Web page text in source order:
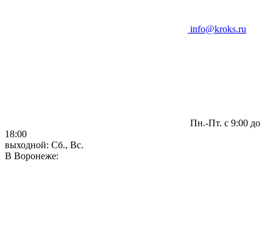
info@kroks.ru
Пн.-Пт. с 9:00 до
18:00
выходной: Сб., Вс.
В Воронеже: